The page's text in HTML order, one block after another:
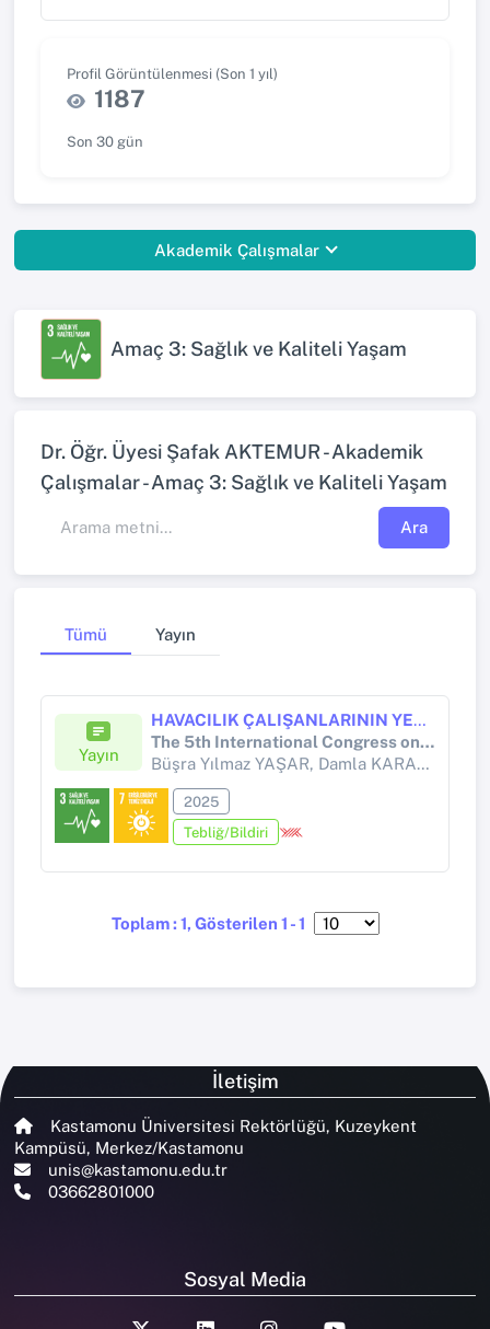
Profil Görüntülenmesi (Son 1 yıl)
1187
Son 30 gün
Akademik Çalışmalar
Amaç 3: Sağlık ve Kaliteli Yaşam
Dr. Öğr. Üyesi Şafak AKTEMUR - Akademik
Çalışmalar - Amaç 3: Sağlık ve Kaliteli Yaşam
Ara
Tümü Yayın
Yayın
HAVACILIK ÇALIŞANLARININ YEŞİL ÖRGÜTSEL DAVRANIŞLARININ YAŞAM TATMİNİNE ETKİSİNDE KUŞAK FARKININ DÜZENLEYİCİ ETKİSİ
The 5th International Congress on Aviation Management 2025 (ICAM25)
Büşra Yılmaz YAŞAR, Damla KARAMAN,
2025
Tebliğ/Bildiri
Toplam : 1, Gösterilen 1 - 1
İletişim
Kastamonu Üniversitesi Rektörlüğü, Kuzeykent
Kampüsü, Merkez/Kastamonu
unis@kastamonu.edu.tr
03662801000
Sosyal Media